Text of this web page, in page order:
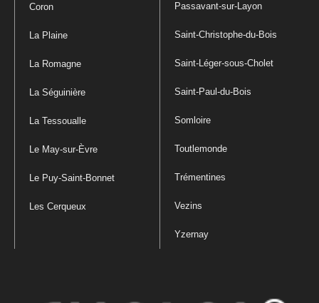
Coron
La Plaine
La Romagne
La Séguinière
La Tessoualle
Le May-sur-Èvre
Le Puy-Saint-Bonnet
Les Cerqueux
Passavant-sur-Layon
Saint-Christophe-du-Bois
Saint-Léger-sous-Cholet
Saint-Paul-du-Bois
Somloire
Toutlemonde
Trémentines
Vezins
Yzernay